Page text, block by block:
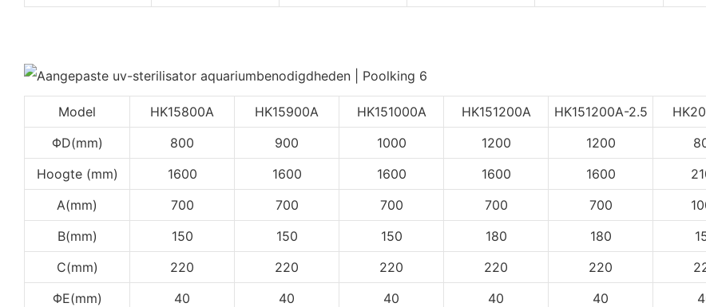
Model HK15800A HK15900A HK151000A HK151200A HK151200A-2.5
ΦD(mm)
800 900 1000 1200 1200
Hoogte (mm)
1600 1600 1600 1600 1600
A(mm)
700 700 700 700 700
B(mm)
150 150 150 180 180
C(mm)
220 220 220 220 220
ΦE(mm)
40 40 40 40 40